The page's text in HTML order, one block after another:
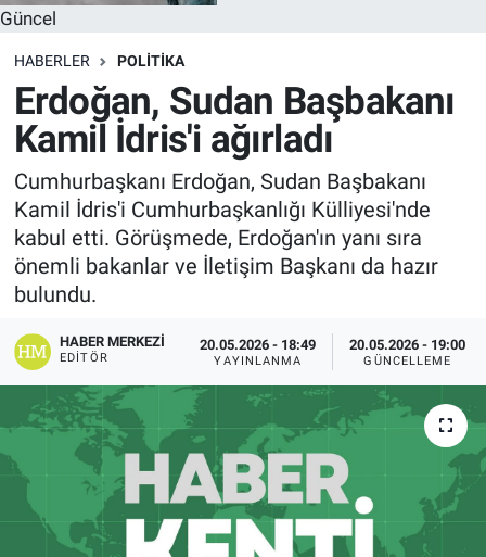
Güncel
HABERLER POLITIKA
Erdoğan, Sudan Başbakanı
Kamil İdris'i ağırladı
Cumhurbaşkanı Erdoğan, Sudan Başbakanı
Kamil İdris'i Cumhurbaşkanlığı Külliyesi'nde
kabul etti. Görüşmede, Erdoğan'ın yanı sıra
önemli bakanlar ve İletişim Başkanı da hazır
bulundu.
HABER MERKEZI
EDITÖR
20.05.2026 - 18:49
YAYINLANMA
20.05.2026 - 19:00
GÜNCELLEME